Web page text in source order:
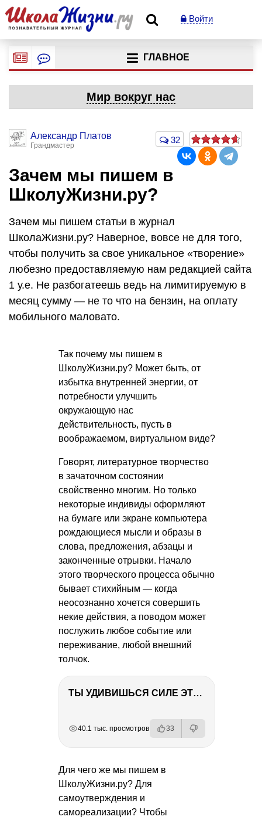
Войти
ГЛАВНОЕ
Мир вокруг нас
Александр Платов
Грандмастер
32
Зачем мы пишем в
ШколуЖизни.ру?
Зачем мы пишем статьи в журнал
ШколаЖизни.ру? Наверное, вовсе не для того,
чтобы получить за свое уникальное «творение»
любезно предоставляемую нам редакцией сайта
1 у.е. Не разбогатеешь ведь на лимитируемую в
месяц сумму — не то что на бензин, на оплату
мобильного маловато.
Так почему мы пишем в
ШколуЖизни.ру? Может быть, от
избытка внутренней энергии, от
потребности улучшить
окружающую нас
действительность, пусть в
воображаемом, виртуальном виде?
Говорят, литературное творчество
в зачаточном состоянии
свойственно многим. Но только
некоторые индивиды оформляют
на бумаге или экране компьютера
рождающиеся мысли и образы в
слова, предложения, абзацы и
законченные отрывки. Начало
этого творческого процесса обычно
бывает стихийным — когда
неосознанно хочется совершить
некие действия, а поводом может
послужить любое событие или
переживание, любой внешний
толчок.
ТЫ УДИВИШЬСЯ СИЛЕ ЭТО ЧЕЛОВЕКА! Блог о нашей поездке в Вышний Волочек
40.1 тыс. просмотров 33
Для чего же мы пишем в
ШколуЖизни.ру? Для
самоутверждения и
самореализации? Чтобы